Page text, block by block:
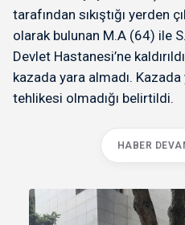
tarafından sıkıştığı yerden
olarak bulunan M.A (64) ile
Devlet Hastanesi’ne
kazada yara almadı.
tehlikesi olmadığı belirtildi.
HABER